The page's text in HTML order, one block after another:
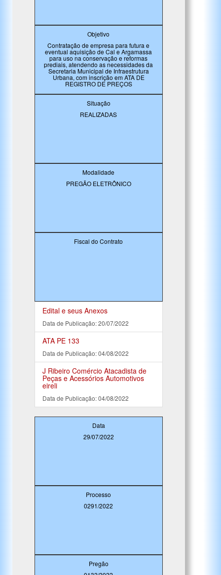
Objetivo
Contratação de empresa para futura e
eventual aquisição de Cal e Argamassa
para uso na conservação e reformas
prediais, atendendo as necessidades da
Secretaria Municipal de Infraestrutura
Urbana, com inscrição em ATA DE
REGISTRO DE PREÇOS
Situação
REALIZADAS
Modalidade
PREGÃO ELETRÔNICO
Fiscal do Contrato
Edital e seus Anexos
Data de Publicação: 20/07/2022
ATA PE 133
Data de Publicação: 04/08/2022
J Ribeiro Comércio Atacadista de
Peças e Acessórios Automotivos
eireli
Data de Publicação: 04/08/2022
Data
29/07/2022
Processo
0291/2022
Pregão